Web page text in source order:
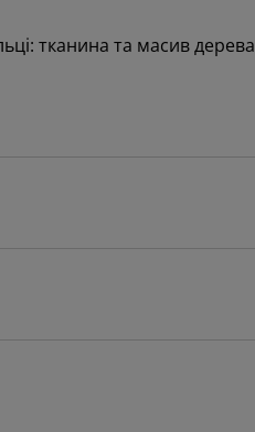
тканина та масив дерева